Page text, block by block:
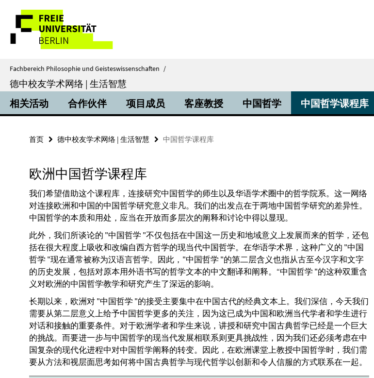
direkt
Inhalt
务-
导
Fachbereich Philosophie und Geisteswissenschaften /
德中校友学术网络 | 生活智慧
相关活动 合作伙伴 项目成员 客座教授 中国哲学 中国哲学课程库
首页 德中校友学术网络 | 生活智慧 中国哲学课程库
欧洲中国哲学课程库
我们希望借助这个课程库，连接研究中国哲学的师生以及华语学术圈中的哲学院系。这一网络
对连接欧洲和中国的中国哲学研究意义非凡。我们的出发点在于两地中国哲学研究的差异性。
中国哲学的本质和用处，应当在开放而多层次的阐释和讨论中得以显现。
此外，我们所谈论的 "中国哲学 "不仅包括在中国这一历史和地域意义上发展而来的哲学，还包
括在很大程度上吸收和改编自西方哲学的现当代中国哲学。在华语学术界，这种广义的 "中国
哲学 "现在通常被称为汉语言哲学。因此，"中国哲学 "的第二层含义也指从古至今汉字和文字
的历史发展，包括对原本用外语书写的哲学文本的中文翻译和阐释。“中国哲学 "的这种双重含
义对欧洲的中国哲学教学和研究产生了深远的影响。
长期以来，欧洲对 "中国哲学 "的接受主要集中在中国古代的经典文本上。我们深信，今天我们
需要从第二层意义上给予中国哲学更多的关注，因为这已成为中国和欧洲当代学者和学生进行
对话和接触的重要条件。对于欧洲学者和学生来说，讲授和研究中国古典哲学已经是一个巨大
的挑战。而要进一步与中国哲学的现当代发展相联系则更具挑战性，因为我们还必须考虑在中
国复杂的现代化进程中对中国哲学阐释的转变。因此，在欧洲课堂上教授中国哲学时，我们需
要从方法和视层面思考如何将中国古典哲学与现代哲学以创新和令人信服的方式联系在一起。